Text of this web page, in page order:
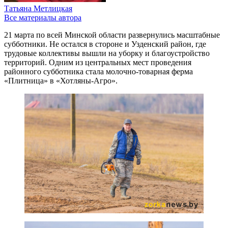
Татьяна Метлицкая
Все материалы автора
21 марта по всей Минской области развернулись масштабные
субботники. Не остался в стороне и Узденский район, где
трудовые коллективы вышли на уборку и благоустройство
территорий. Одним из центральных мест проведения
районного субботника стала молочно-товарная ферма
«Плитница» в «Хотляны-Агро».